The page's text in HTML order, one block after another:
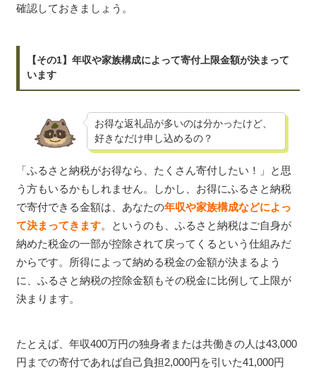
確認しておきましょう。
【その1】年収や家族構成によって寄付上限金額が決まって
います
お得な返礼品が多いのは分かったけど、
好きなだけ申し込めるの？
「ふるさと納税がお得なら、たくさん寄付したい！」と思
う方もいるかもしれません。しかし、お得にふるさと納税
で寄付できる金額は、あなたの年収や家族構成などによっ
て決まってきます。というのも、ふるさと納税はご自身が
納めた税金の一部が控除されて戻ってくるという仕組みだ
からです。所得によって納める税金の金額が決まるよう
に、ふるさと納税の控除金額もその税金に比例して上限が
決まります。
たとえば、年収400万円の独身者または共働きの人は43,000
円までの寄付であれば自己負担2,000円を引いた41,000円